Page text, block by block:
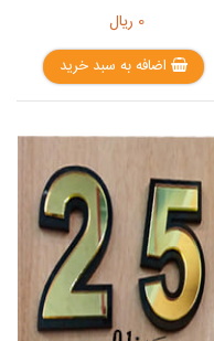
0 ریال
اضافه به سبد خرید